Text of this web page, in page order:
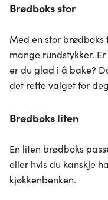
Brødboks stor
Med en stor
mange rundstykker.
er du glad i å bake?
det rette valget for
Brødboks liten
En liten brødboks
eller hvis du kanskje
kjøkkenbenken.